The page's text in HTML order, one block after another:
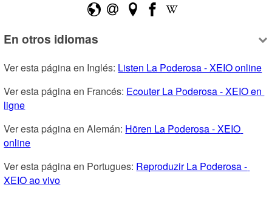
En otros idiomas
Ver esta página en Inglés: Listen La Poderosa - XEIO online
Ver esta página en Francés: Ecouter La Poderosa - XEIO en
ligne
Ver esta página en Alemán: Hören La Poderosa - XEIO
online
Ver esta página en Portugues: Reproduzir La Poderosa -
XEIO ao vivo